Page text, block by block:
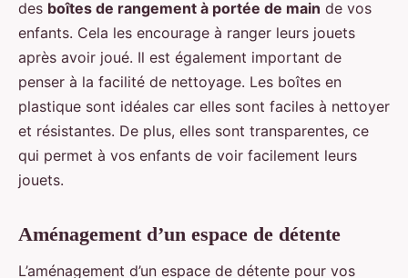
des boîtes de rangement à portée de main de vos
enfants. Cela les encourage à ranger leurs jouets
après avoir joué. Il est également important de
penser à la facilité de nettoyage. Les boîtes en
plastique sont idéales car elles sont faciles à nettoyer
et résistantes. De plus, elles sont transparentes, ce
qui permet à vos enfants de voir facilement leurs
jouets.
Aménagement d’un espace de détente
L’aménagement d’un espace de détente pour vos